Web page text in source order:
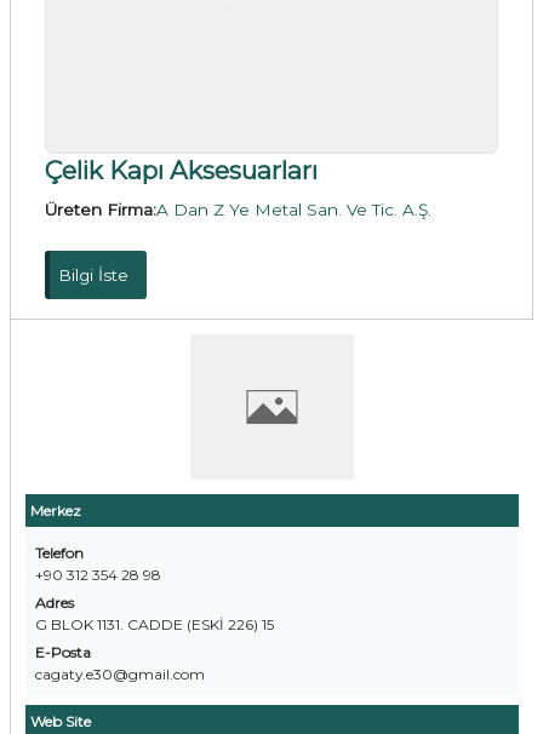
Merkez
Telefon
+90 312 354 28 98
Adres
G BLOK 1131. CADDE (ESKİ 226) 15
E-Posta
cagaty.e30@gmail.com
Web Site
Çelik Kapı Aksesuarları
Üreten Firma:A Dan Z Ye Metal San. Ve Tic. A.Ş.
Bilgi İste